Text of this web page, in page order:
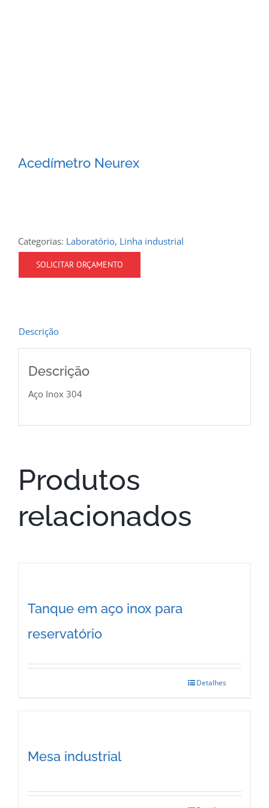
Acedímetro Neurex
Categorias: Laboratório, Linha industrial
SOLICITAR ORÇAMENTO
Descrição
Descrição
Aço Inox 304
Produtos
relacionados
Tanque em aço inox para
reservatório
Detalhes
Mesa industrial